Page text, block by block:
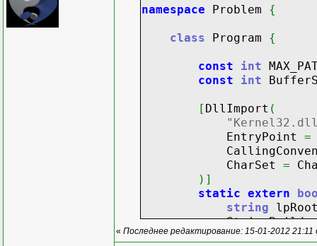
namespace Problem {
class Program {
const int
const
int
[ DllImport (
EntryPoint =
CharSet =
) ]
static extern
string
StringBuilder
uint
« Последнее редактирование: 15-01-2012 21:11